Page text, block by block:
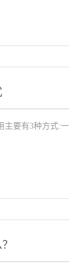
主要有3种方式: